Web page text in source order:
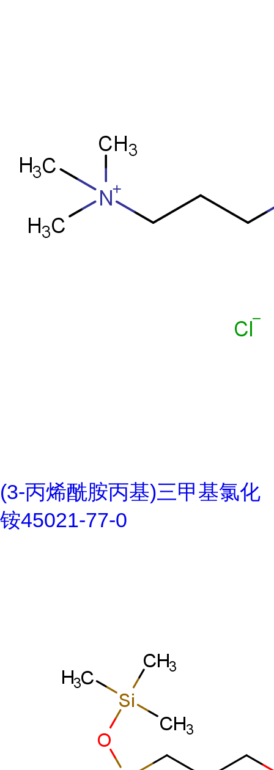
(3-丙烯酰胺丙基)三甲基氯化
铵45021-77-0